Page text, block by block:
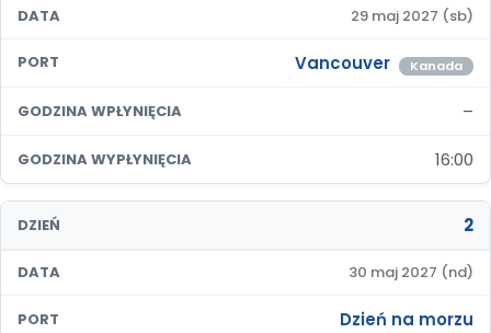
DATA 29 maj 2027 (sb)
PORT Vancouver Kanada
GODZINA WPŁYNIĘCIA –
GODZINA WYPŁYNIĘCIA 16:00
DZIEŃ 2
DATA 30 maj 2027 (nd)
PORT Dzień na morzu